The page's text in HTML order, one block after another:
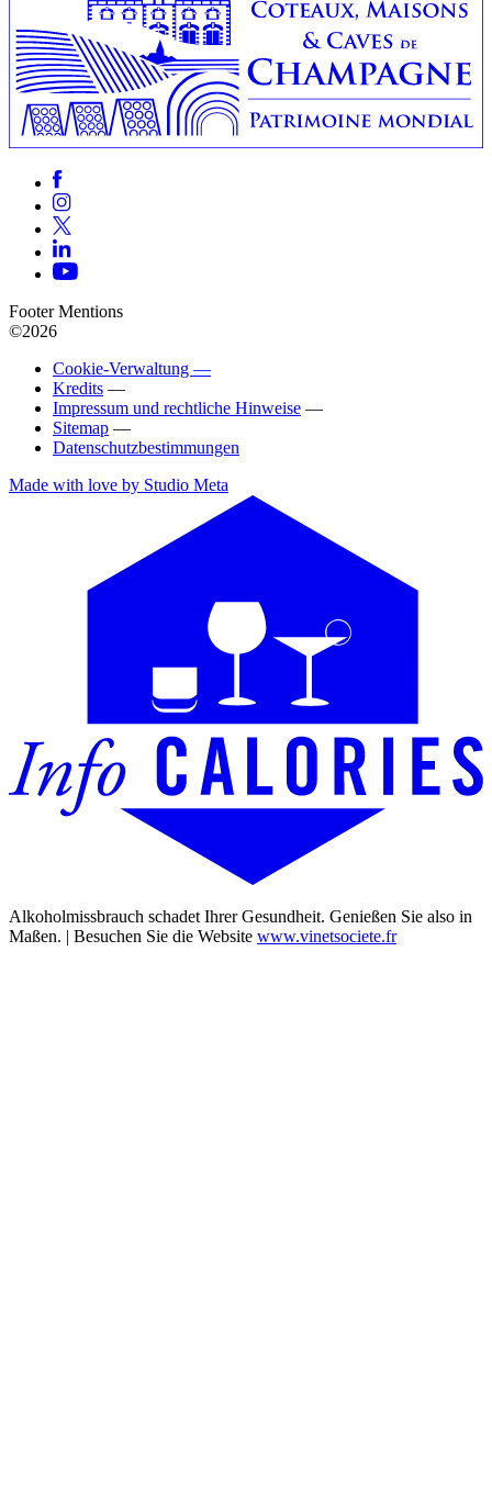
Footer Mentions
©2026
Cookie-Verwaltung —
Kredits —
Impressum und rechtliche Hinweise —
Sitemap —
Datenschutzbestimmungen
Made with love by Studio Meta
Alkoholmissbrauch schadet Ihrer Gesundheit. Genießen Sie also in
Maßen. | Besuchen Sie die Website www.vinetsociete.fr